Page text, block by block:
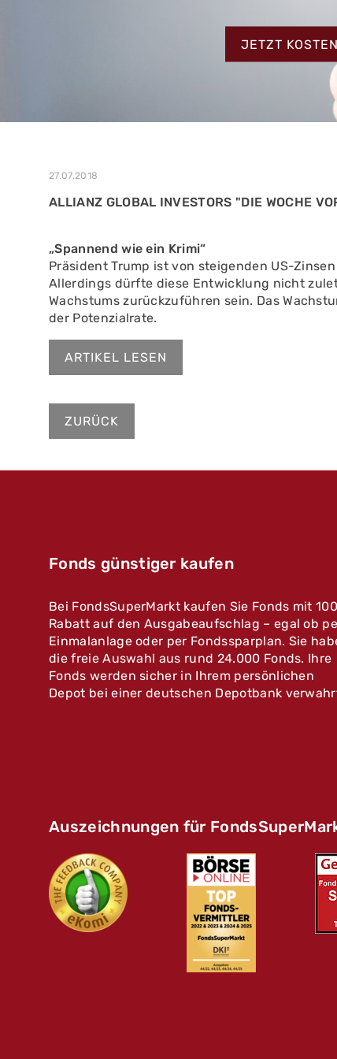
JETZT
MEHR
ZUM
MEHR
27.07.2018
ALLIANZ GLOBAL INVESTORS "DIE WOCHE
„Spannend wie ein Krimi“
Präsident Trump ist von steigenden US-
Allerdings dürfte diese Entwicklung nicht
Wachstums zurückzuführen sein. Das
der Potenzialrate.
ARTIKEL LESEN
ZURÜCK
Fonds günstiger kaufen
Bei FondsSuperMarkt kaufen Sie Fonds mit
Rabatt auf den Ausgabeaufschlag – egal ob
Einmalanlage oder per Fondssparplan. Sie
die freie Auswahl aus rund 24.000 Fonds. Ihre
Fonds werden sicher in Ihrem persönlichen
Depot bei einer deutschen Depotbank
Auszeichnungen für